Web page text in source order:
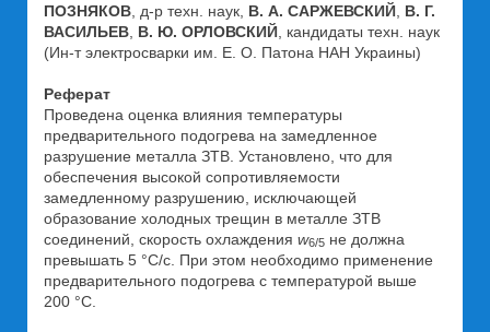
ПОЗНЯКОВ , д-р техн. наук, В. А. САРЖЕВСКИЙ В. Г.
ВАСИЛЬЕВ В. Ю. ОРЛОВСКИЙ , кандидаты техн. наук
(Ин-т электросварки им. Е. О. Патона НАН Украины)
Реферат
Проведена оценка влияния температуры
предварительного подогрева на замедленное
разрушение металла ЗТВ. Установлено, что для
обеспечения высокой сопротивляемости
замедленному разрушению, исключающей
образование холодных трещин в металле ЗТВ
соединений, скорость охлаждения w6/5 не должна
превышать 5 °С/с. При этом необходимо применение
предварительного подогрева с температурой выше
200 °С.